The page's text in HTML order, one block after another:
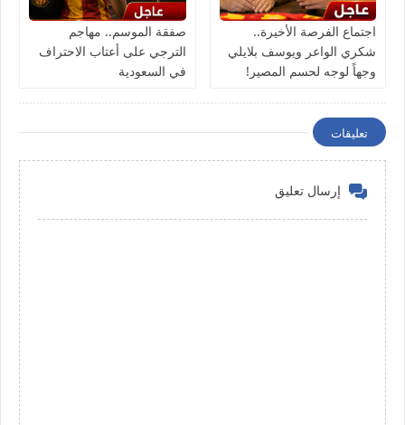
اجتماع الفرصة الأخيرة..
شكري الواعر ويوسف بلايلي
وجهاً لوجه لحسم المصير!
صفقة الموسم.. مهاجم
الترجي على أعتاب الاحتراف
في السعودية
تعليقات
إرسال تعليق